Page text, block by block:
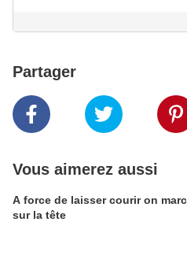
Partager
Vous aimerez aussi
A force de laisser courir on
sur la tête